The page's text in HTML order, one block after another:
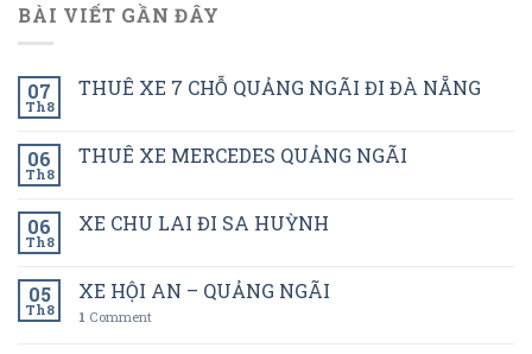
BÀI VIẾT GẦN ĐÂY
07
Th8
THUÊ XE 7 CHỖ QUẢNG NGÃI ĐI ĐÀ NẴNG
06
Th8
THUÊ XE MERCEDES QUẢNG NGÃI
06
Th8
XE CHU LAI ĐI SA HUỲNH
05
Th8
XE HỘI AN – QUẢNG NGÃI
1 Comment